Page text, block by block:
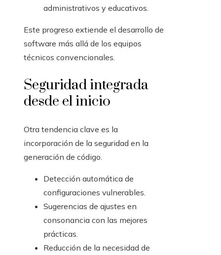
administrativos y educativos.
Este progreso extiende el desarrollo de
software más allá de los equipos
técnicos convencionales.
Seguridad integrada
desde el inicio
Otra tendencia clave es la
incorporación de la seguridad en la
generación de código.
Detección automática de
configuraciones vulnerables.
Sugerencias de ajustes en
consonancia con las mejores
prácticas.
Reducción de la necesidad de